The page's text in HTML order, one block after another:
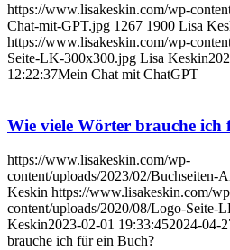
https://www.lisakeskin.com/wp-
Chat-mit-GPT.jpg 1267 1900 Lisa
https://www.lisakeskin.com/wp-
Seite-LK-300x300.jpg Lisa Keskin
12:22:37Mein Chat mit ChatGPT
Wie viele Wörter brauche ich
https://www.lisakeskin.com/wp-
content/uploads/2023/02/Buchseiten-
Keskin https://www.lisakeskin.com/
content/uploads/2020/08/Logo-Seite-
Keskin2023-02-01 19:33:452024-04-
brauche ich für ein Buch?